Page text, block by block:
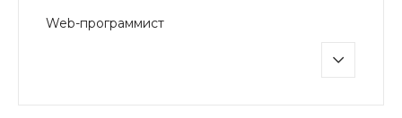
Web-программист